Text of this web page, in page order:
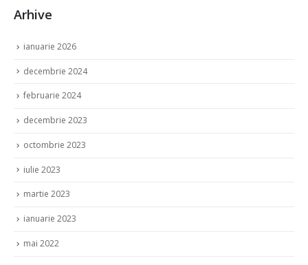
Arhive
ianuarie 2026
decembrie 2024
februarie 2024
decembrie 2023
octombrie 2023
iulie 2023
martie 2023
ianuarie 2023
mai 2022